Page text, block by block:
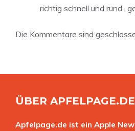
richtig schnell und rund..
Die Kommentare sind
ÜBER APFELPAGE.DE
Apfelpage.de ist ein Apple